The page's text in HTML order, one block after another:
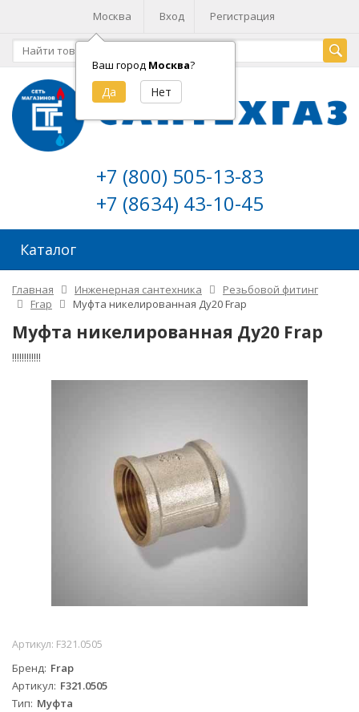
Москва
Ваш город Москва?
Вход Регистрация
+7 (800) 505-13-83
+7 (8634) 43-10-45
Каталог
Главная Инженерная сантехника
Резьбовой фитинг
Frap
Муфта никелированная Ду20 Frap
Муфта никелированная Ду20 Frap
!!!!!!!!!!!!
Артикул: F321.0505
Бренд Frap
Артикул F321.0505
Тип Муфта